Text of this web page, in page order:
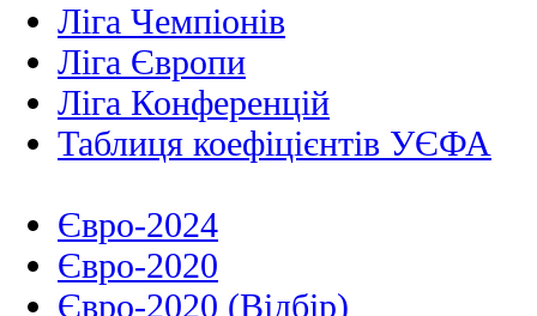
Ліга Чемпіонів
Ліга Європи
Ліга Конференцій
Таблиця коефіцієнтів УЄФА
Євро-2024
Євро-2020
Євро-2020 (Відбір)